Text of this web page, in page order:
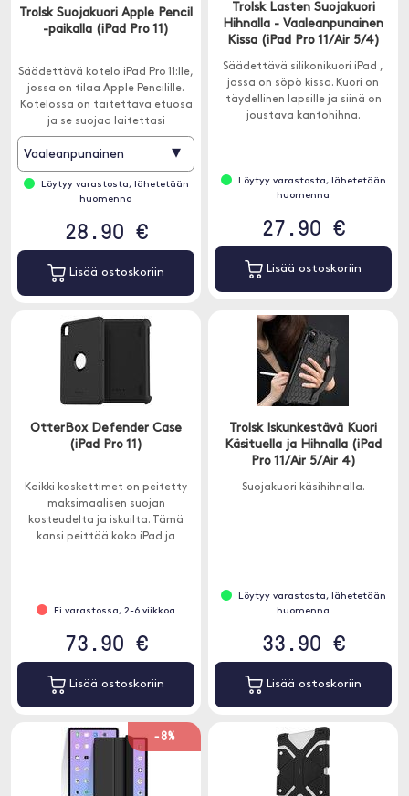
Trolsk Suojakuori Apple Pencil
-paikalla (iPad Pro 11)
Säädettävä kotelo iPad Pro 11:lle,
jossa on tilaa Apple Pencilille.
Kotelossa on taitettava etuosa
ja se suojaa laitettasi
naarmuilta ja lialta.
Vaaleanpunainen ▾
Löytyy varastosta, lähetetään
huomenna
28.90 €
Lisää ostoskoriin
Trolsk Lasten Suojakuori
Hihnalla - Vaaleanpunainen
Kissa (iPad Pro 11/Air 5/4)
Säädettävä silikonikuori iPad ,
jossa on söpö kissa. Kuori on
täydellinen lapsille ja siinä on
joustava kantohihna.
Löytyy varastosta, lähetetään
huomenna
27.90 €
Lisää ostoskoriin
OtterBox Defender Case
(iPad Pro 11)
Kaikki koskettimet on peitetty
maksimaalisen suojan
kosteudelta ja iskuilta. Tämä
kansi peittää koko iPad ja
Ei varastossa, 2-6 viikkoa
73.90 €
Lisää ostoskoriin
Trolsk Iskunkestävä Kuori
Käsituella ja Hihnalla (iPad
Pro 11/Air 5/Air 4)
Suojakuori käsihihnalla.
Löytyy varastosta, lähetetään
huomenna
33.90 €
Lisää ostoskoriin
-8%